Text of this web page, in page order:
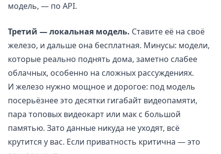
модель, — по API.
Третий — локальная модель. Ставите её на своё
железо, и дальше она бесплатная. Минусы: модели,
которые реально поднять дома, заметно слабее
облачных, особенно на сложных рассуждениях.
И железо нужно мощное и дорогое: под модель
посерьёзнее это десятки гигабайт видеопамяти,
пара топовых видеокарт или мак с большой
памятью. Зато данные никуда не уходят, всё
крутится у вас. Если приватность критична — это